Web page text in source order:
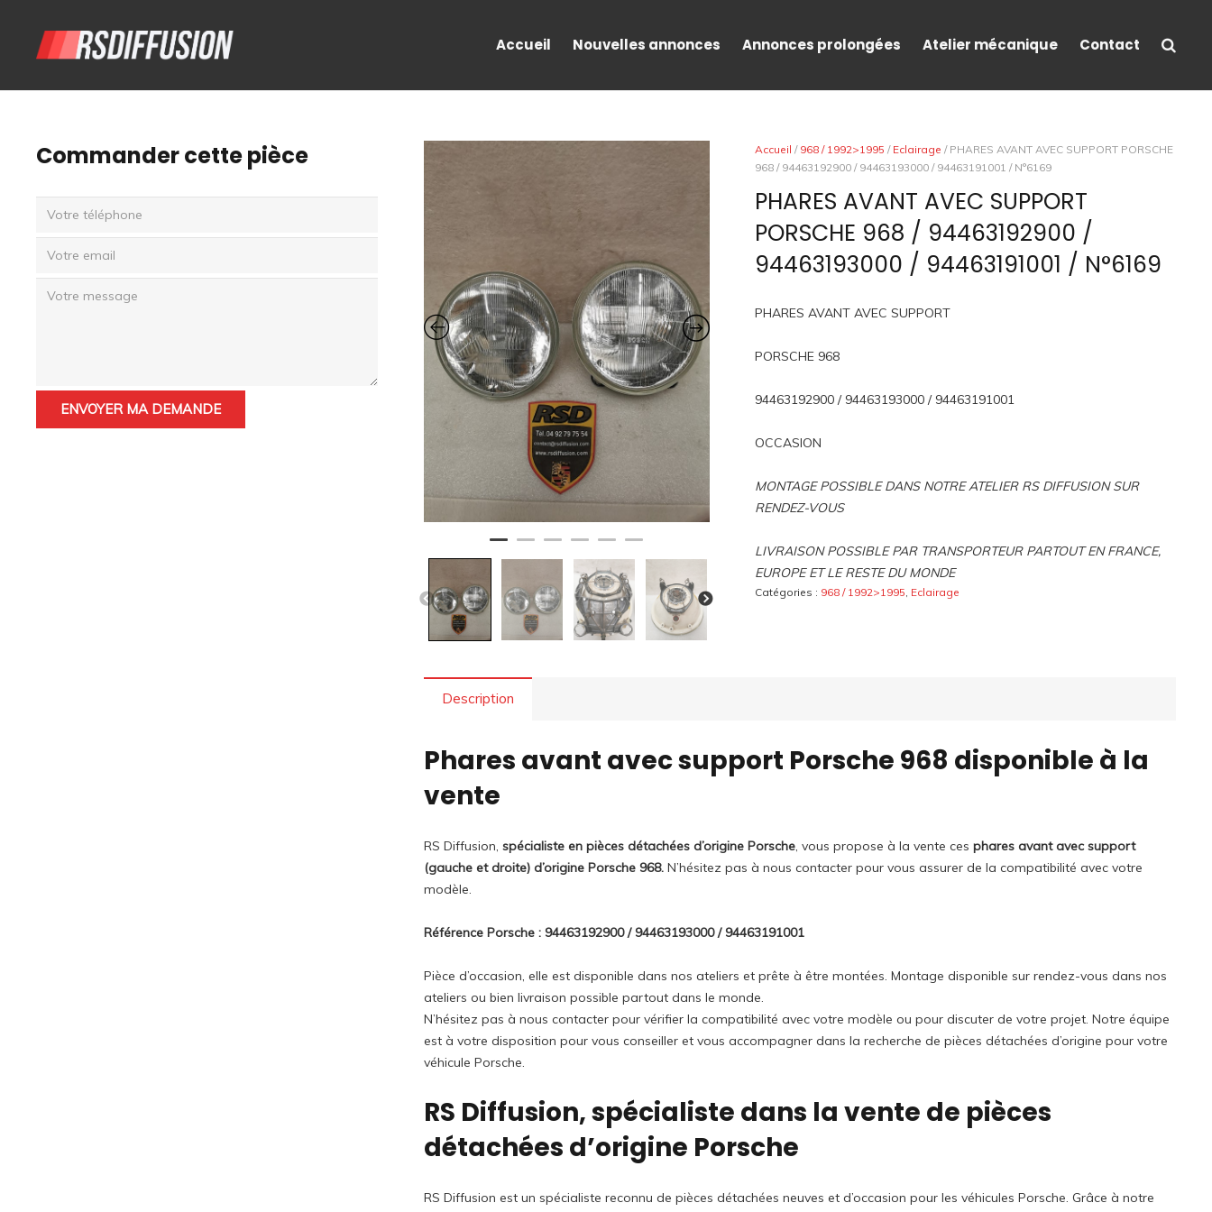
Accueil Nouvelles annonces Annonces prolongées Atelier mécanique Contact
Accueil / 968 / 1992>1995 / Eclairage / PHARES AVANT AVEC SUPPORT PORSCHE
968 / 94463192900 / 94463193000 / 94463191001 / N°6169
PHARES AVANT AVEC SUPPORT
PORSCHE 968 / 94463192900 /
94463193000 / 94463191001 / N°6169
PHARES AVANT AVEC SUPPORT
PORSCHE 968
94463192900 / 94463193000 / 94463191001
OCCASION
MONTAGE POSSIBLE DANS NOTRE ATELIER RS DIFFUSION SUR
RENDEZ-VOUS
LIVRAISON POSSIBLE PAR TRANSPORTEUR PARTOUT EN FRANCE,
EUROPE ET LE RESTE DU MONDE
Catégories : 968 / 1992>1995, Eclairage
Description
Phares avant avec support Porsche 968 disponible à la
vente
RS Diffusion, spécialiste en pièces détachées d’origine Porsche, vous propose à la vente ces phares avant avec support
(gauche et droite) d’origine Porsche 968.N’hésitez pas à nous contacter pour vous assurer de la compatibilité avec votre
modèle.
Référence Porsche : 94463192900 / 94463193000 / 94463191001
Pièce d’occasion, elle est disponible dans nos ateliers et prête à être montées. Montage disponible sur rendez-vous dans nos
ateliers ou bien livraison possible partout dans le monde.
N’hésitez pas à nous contacter pour vérifier la compatibilité avec votre modèle ou pour discuter de votre projet. Notre équipe
est à votre disposition pour vous conseiller et vous accompagner dans la recherche de pièces détachées d’origine pour votre
véhicule Porsche.
RS Diffusion, spécialiste dans la vente de pièces
détachées d’origine Porsche
RS Diffusion est un spécialiste reconnu de pièces détachées neuves et d’occasion pour les véhicules Porsche. Grâce à notre
Commander cette pièce